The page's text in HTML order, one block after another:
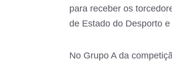
para receber os
de Estado do Desporto
No Grupo A da